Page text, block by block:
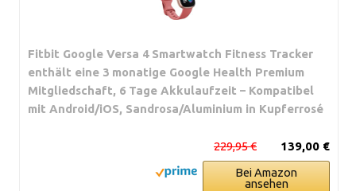
Fitbit Google Versa 4 Smartwatch Fitness Tracker
enthält eine 3 monatige Google Health Premium
Mitgliedschaft, 6 Tage Akkulaufzeit – Kompatibel
mit Android/iOS, Sandrosa/Aluminium in Kupferrosé
139,00 €
229,95 €
Bei Amazon
ansehen